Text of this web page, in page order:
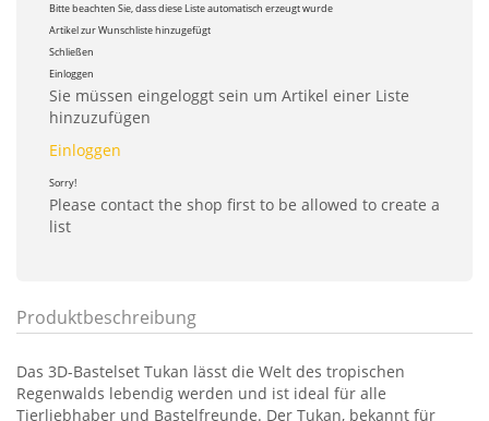
Bitte beachten Sie, dass diese Liste automatisch erzeugt wurde
Artikel zur Wunschliste hinzugefügt
Schließen
Einloggen
Sie müssen eingeloggt sein um Artikel einer Liste
hinzuzufügen
Einloggen
Sorry!
Please contact the shop first to be allowed to create a
list
Produktbeschreibung
Das 3D-Bastelset Tukan lässt die Welt des tropischen
Regenwalds lebendig werden und ist ideal für alle
Tierliebhaber und Bastelfreunde. Der Tukan, bekannt für